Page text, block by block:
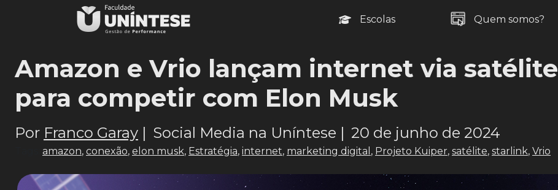
Escolas Quem somos?
Amazon e Vrio lançam internet via satélite
para competir com Elon Musk
Por Franco Garay | Social Media na Uníntese | 20 de junho de 2024
amazon, conexão, elon musk, Estratégia, internet, marketing digital , Projeto Kuiper, satélite, starlink, Vrio